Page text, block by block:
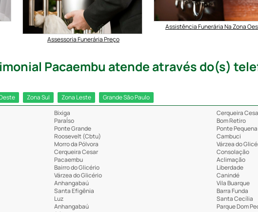
Assessoria Funerária Preço
Assistência Funerária Na Zona
Pacaembu atende através do(s)
Zona Sul Zona Leste
Grande São Paulo
Bixiga
Cerqueira
ParaÍso
Bom Retiro
Ponte Grande
Ponte Pequena
Roosevelt (Cbtu)
Cambuci
Morro da Pólvora
Várzea do
Cerqueira Cesar
Consolação
Pacaembu
Aclimação
Bairro do Glicério
Liberdade
Várzea do Glicério
Canindé
Anhangabaú
Vila Buarque
Santa Efigênia
Barra Funda
Luz
Santa Cecília
Anhangabaú
Parque Dom